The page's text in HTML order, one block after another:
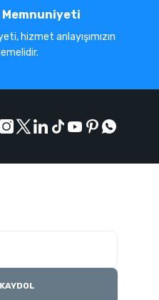
hizmet anlayışımızın
KAYDOL